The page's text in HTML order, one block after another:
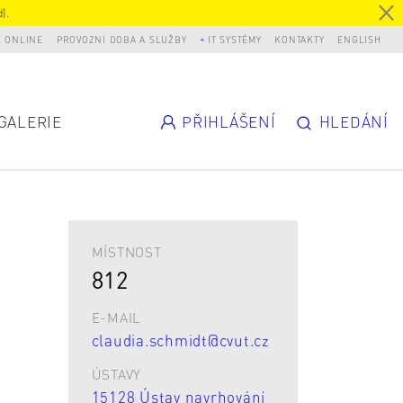
ONLINE PROVOZNÍ DOBA A SLUŽBY IT SYSTÉMY KONTAKTY ENGLISH
PŘIHLÁŠENÍ HLEDÁNÍ
MÍSTNOST
812
E-MAIL
claudia.schmidt@cvut.cz
ÚSTAVY
15128 Ústav navrhování